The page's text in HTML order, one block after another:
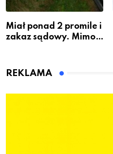
Miał ponad 2 promile i
zakaz sądowy. Mimo
Bolszewie i uderzył w
REKLAMA